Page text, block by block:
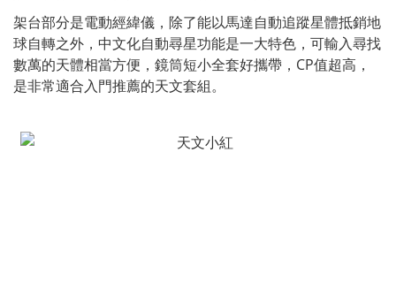
架台部分是電動經緯儀，除了能以馬達自動追蹤星體抵銷地
球自轉之外，中文化自動尋星功能是一大特色，可輸入尋找
數萬的天體相當方便，鏡筒短小全套好攜帶，CP值超高，
是非常適合入門推薦的天文套組。